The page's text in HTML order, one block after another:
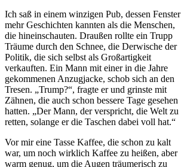
Ich saß in einem winzigen Pub, dessen Fenster
mehr Geschichten kannten als die Menschen,
die hineinschauten. Draußen rollte ein Trupp
Träume durch den Schnee, die Derwische der
Politik, die sich selbst als Großartigkeit
verkauften. Ein Mann mit einer in die Jahre
gekommenen Anzugjacke, schob sich an den
Tresen. „Trump?“, fragte er und grinste mit
Zähnen, die auch schon bessere Tage gesehen
hatten. „Der Mann, der verspricht, die Welt zu
retten, solange er die Taschen dabei voll hat.“
Vor mir eine Tasse Kaffee, die schon zu kalt
war, um noch wirklich Kaffee zu heißen, aber
warm genug, um die Augen träumerisch zu